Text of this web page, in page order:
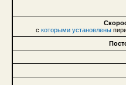
с которыми установлены